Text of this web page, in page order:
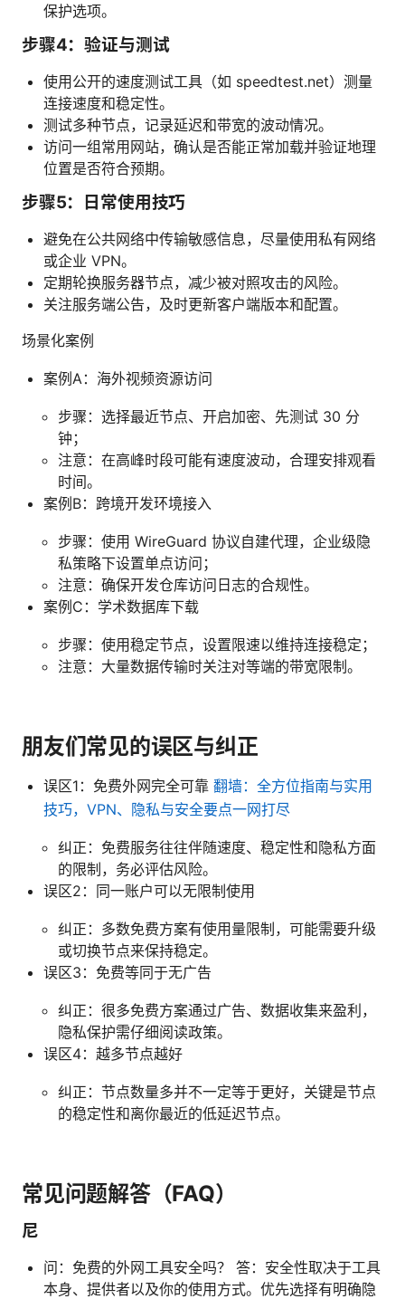
保护选项。
步骤4：验证与测试
使用公开的速度测试工具（如 speedtest.net）测量
连接速度和稳定性。
测试多种节点，记录延迟和带宽的波动情况。
访问一组常用网站，确认是否能正常加载并验证地理
位置是否符合预期。
步骤5：日常使用技巧
避免在公共网络中传输敏感信息，尽量使用私有网络
或企业 VPN。
定期轮换服务器节点，减少被对照攻击的风险。
关注服务端公告，及时更新客户端版本和配置。
场景化案例
案例A：海外视频资源访问
步骤：选择最近节点、开启加密、先测试 30 分
钟；
注意：在高峰时段可能有速度波动，合理安排观看
时间。
案例B：跨境开发环境接入
步骤：使用 WireGuard 协议自建代理，企业级隐
私策略下设置单点访问；
注意：确保开发仓库访问日志的合规性。
案例C：学术数据库下载
步骤：使用稳定节点，设置限速以维持连接稳定；
注意：大量数据传输时关注对等端的带宽限制。
朋友们常见的误区与纠正
误区1：免费外网完全可靠 翻墙：全方位指南与实用
技巧，VPN、隐私与安全要点一网打尽
纠正：免费服务往往伴随速度、稳定性和隐私方面
的限制，务必评估风险。
误区2：同一账户可以无限制使用
纠正：多数免费方案有使用量限制，可能需要升级
或切换节点来保持稳定。
误区3：免费等同于无广告
纠正：很多免费方案通过广告、数据收集来盈利，
隐私保护需仔细阅读政策。
误区4：越多节点越好
纠正：节点数量多并不一定等于更好，关键是节点
的稳定性和离你最近的低延迟节点。
常见问题解答（FAQ）
尼
问：免费的外网工具安全吗？ 答：安全性取决于工具
本身、提供者以及你的使用方式。优先选择有明确隐